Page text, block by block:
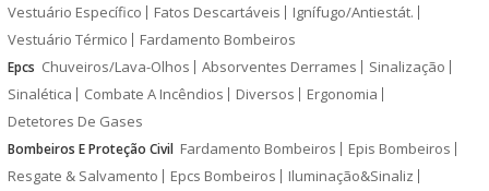
Vestuário Específico
Fatos Descartáveis
Ignífugo/Antiestát.
Vestuário Térmico
Fardamento Bombeiros
Epcs Chuveiros/Lava-Olhos Absorventes Derrames
Sinalização
Sinalética
Combate A Incêndios Diversos
Ergonomia
Detetores De Gases
Bombeiros E Proteção Civil Fardamento Bombeiros
Epis Bombeiros
Resgate & Salvamento
Epcs Bombeiros
Iluminação&Sinaliz